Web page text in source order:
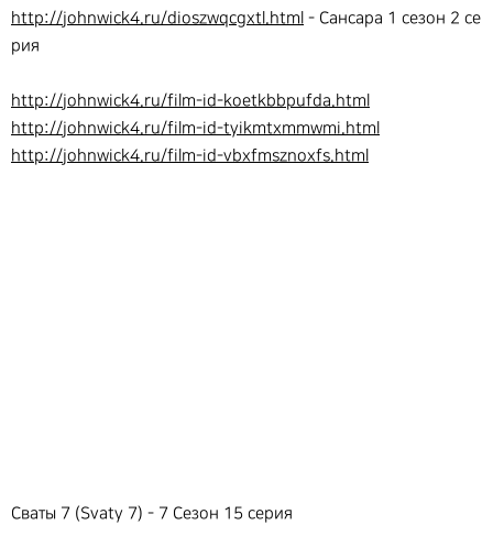
http://johnwick4.ru/dioszwqcgxtl.html - Сансара 1 сезон 2 се
рия
http://johnwick4.ru/film-id-koetkbbpufda.html
http://johnwick4.ru/film-id-tyikmtxmmwmi.html
http://johnwick4.ru/film-id-vbxfmsznoxfs.html
Сваты 7 (Svaty 7) - 7 Сезон 15 серия